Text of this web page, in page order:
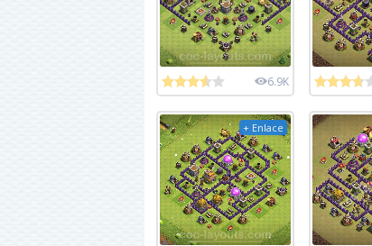
6.9K
+ Enlace